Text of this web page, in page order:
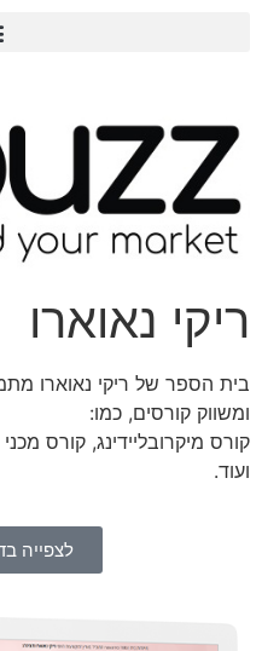
ריקי נאוארו
בית הספר של ריקי נאוארו
ומשווק קורסים, כמו:
קורס מיקרובליידינג, קורס
ועוד.
לצפייה